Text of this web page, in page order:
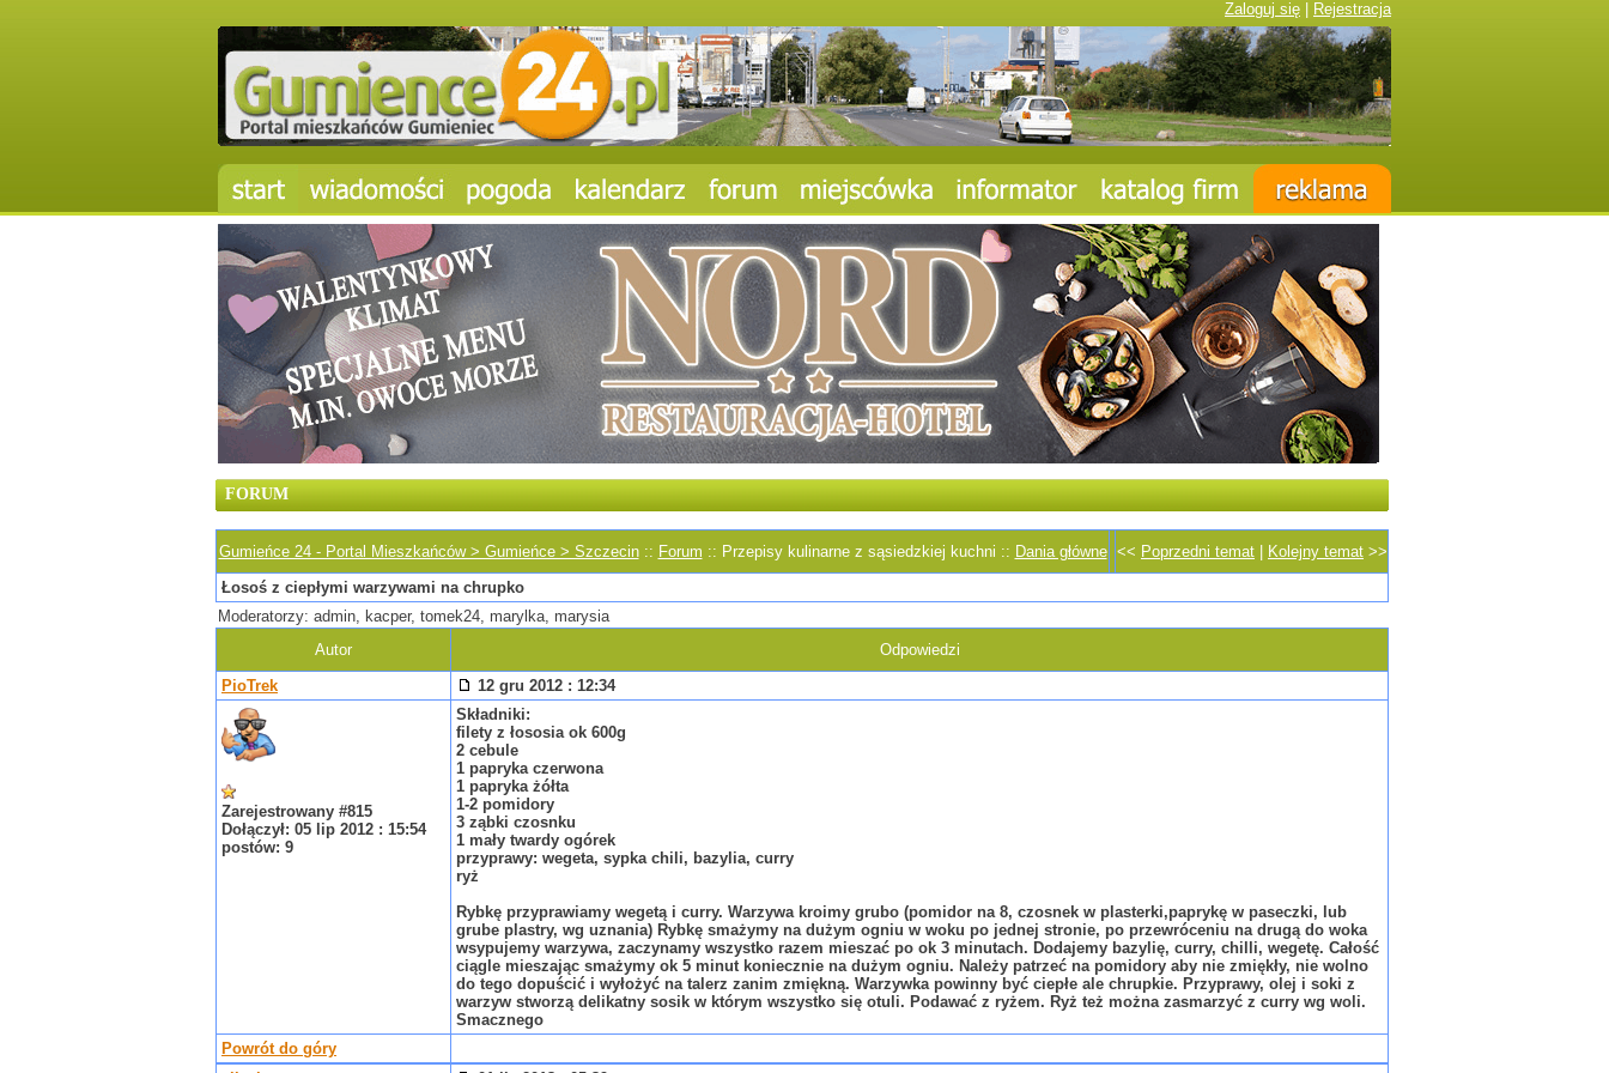
Zaloguj się Rejestracja
FORUM
Gumieńce 24 - Portal Mieszkańców > Gumieńce > Szczecin:: Forum :: Przepisy kulinarne z sąsiedzkiej kuchni :: Dania główne << Poprzedni temat Kolejny temat >>
Łosoś z ciepłymi warzywami na chrupko
Moderatorzy: admin, kacper, tomek24, marylka, marysia
Autor
Odpowiedzi
PioTrek
12 gru 2012 : 12:34
Zarejestrowany #815
Dołączył: 05 lip 2012 : 15:54
postów: 9
Składniki:
filety z łososia ok 600g
2 cebule
1 papryka czerwona
1 papryka żółta
1-2 pomidory
3 ząbki czosnku
1 mały twardy ogórek
przyprawy: wegeta, sypka chili, bazylia, curry
ryż
Rybkę przyprawiamy wegetą i curry. Warzywa kroimy grubo (pomidor na 8, czosnek w plasterki,paprykę w paseczki, lub
grube plastry, wg uznania) Rybkę smażymy na dużym ogniu w woku po jednej stronie, po przewróceniu na drugą do woka
wsypujemy warzywa, zaczynamy wszystko razem mieszać po ok 3 minutach. Dodajemy bazylię, curry, chilli, wegetę. Całość
ciągle mieszając smażymy ok 5 minut koniecznie na dużym ogniu. Należy patrzeć na pomidory aby nie zmiękły, nie wolno
do tego dopuścić i wyłożyć na talerz zanim zmiękną. Warzywka powinny być ciepłe ale chrupkie. Przyprawy, olej i soki z
warzyw stworzą delikatny sosik w którym wszystko się otuli. Podawać z ryżem. Ryż też można zasmarzyć z curry wg woli.
Smacznego
Powrót do góry